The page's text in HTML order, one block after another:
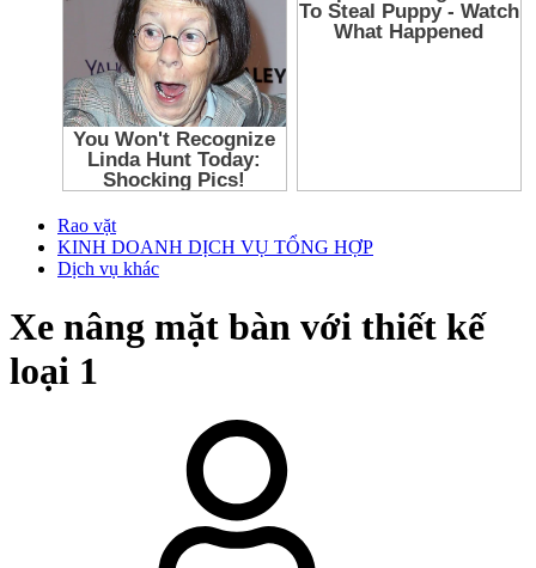
Rao vặt
KINH DOANH DỊCH VỤ TỔNG HỢP
Dịch vụ khác
Xe nâng mặt bàn với thiết kế
loại 1